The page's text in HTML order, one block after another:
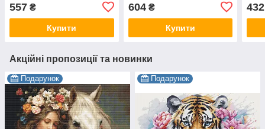
557 ₴
Купити
604₴
Купити
432
Акційні пропозиції та новинки
Подарунок Подарунок